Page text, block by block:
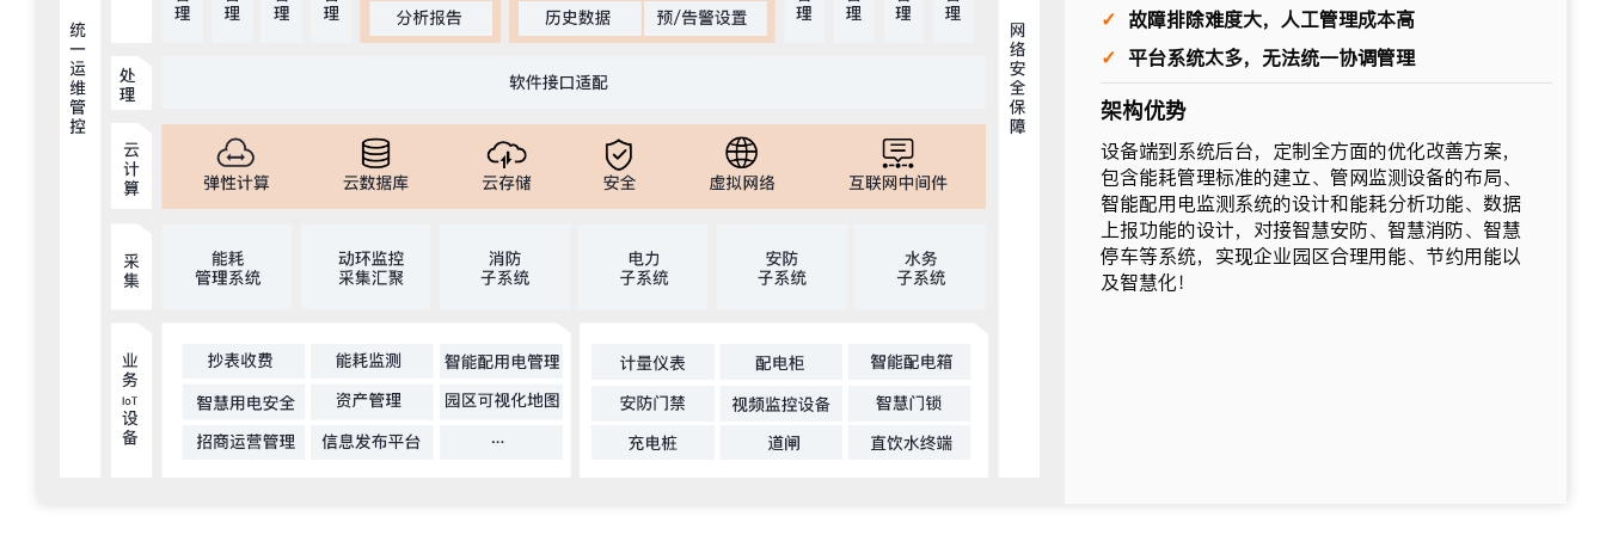
✓ 故障排除难度大，人工管理成本高
✓ 平台系统太多，无法统一协调管理
架构优势
设备端到系统后台，定制全方面的优化改善方案，
包含能耗管理标准的建立、管网监测设备的布局、
智能配用电监测系统的设计和能耗分析功能、数据
上报功能的设计，对接智慧安防、智慧消防、智慧
停车等系统，实现企业园区合理用能、节约用能以
及智慧化！